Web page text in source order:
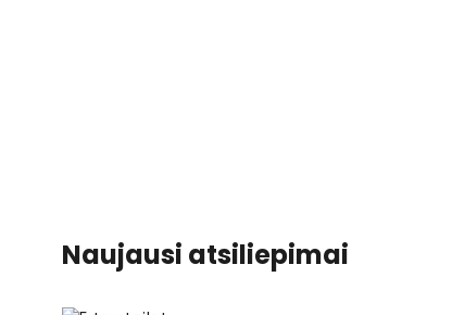
Naujausi atsiliepimai